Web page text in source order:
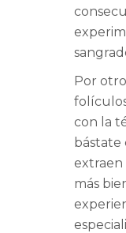
Por
con la
bástate
extraen
más